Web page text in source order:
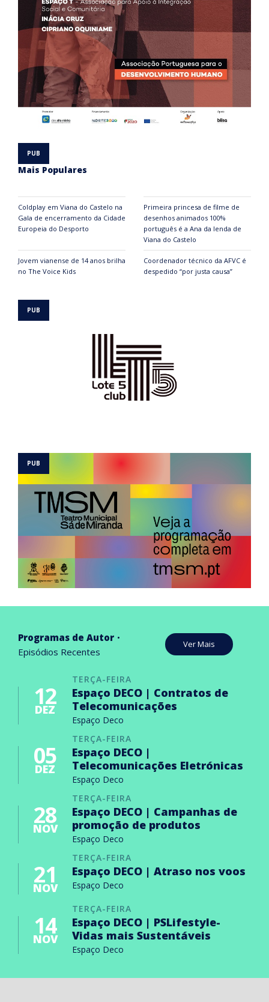
Mais Populares
Coldplay em Viana do Castelo na
Gala de encerramento da Cidade
Europeia do Desporto
Primeira princesa de filme de
desenhos animados 100%
português é a Ana da lenda de
Viana do Castelo
Jovem vianense de 14 anos brilha
no The Voice Kids
Coordenador técnico da AFVC é
despedido “por justa causa”
Programas de Autor
Episódios Recentes
Ver Mais
TERÇA-FEIRA
12
DEZ
Espaço DECO | Contratos de
Telecomunicações
Espaço Deco
TERÇA-FEIRA
05
DEZ
Espaço DECO |
Telecomunicações Eletrónicas
Espaço Deco
TERÇA-FEIRA
28
NOV
Espaço DECO | Campanhas de
promoção de produtos
Espaço Deco
TERÇA-FEIRA
21
NOV
Espaço DECO | Atraso nos voos
Espaço Deco
TERÇA-FEIRA
14
NOV
Espaço DECO | PSLifestyle-
Vidas mais Sustentáveis
Espaço Deco